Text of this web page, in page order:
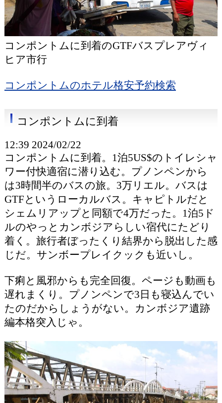
コンポントムに到着のGTFバスプレアヴィ
ヒア市行
コンポントムのホテル格安予約検索
コンポントムに到着
12:39 2024/02/22
コンポントムに到着。1泊5US$のトイレシャ
ワー付快適宿に潜り込む。プノンペンから
は3時間半のバスの旅。3万リエル。バスは
GTFというローカルバス。キャピトルだと
シェムリアップと同額で4万だった。1泊5ド
ルのやっとカンボジアらしい宿代にたどり
着く。旅行者ぼったくり結界から脱出した感
じだ。サンボープレイクックも近いし。
下痢と風邪からも完全回復。ページも動画も
遅れまくり。プノンペンで3日も寝込んでい
たのだからしょうがない。カンボジア遺跡
編本格突入じゃ。